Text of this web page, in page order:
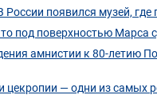
России появился музей,
под поверхностью Марса
амнистии к 80-летию
цекропии — одни из самых